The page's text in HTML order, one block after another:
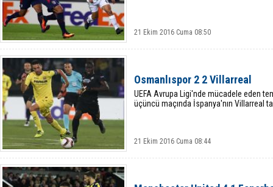
21 Ekim 2016 Cuma 08:50
Osmanlıspor 2 2 Villarreal
UEFA Avrupa Ligi'nde mücadele eden
üçüncü maçında İspanya'nın Villarreal
21 Ekim 2016 Cuma 08:44